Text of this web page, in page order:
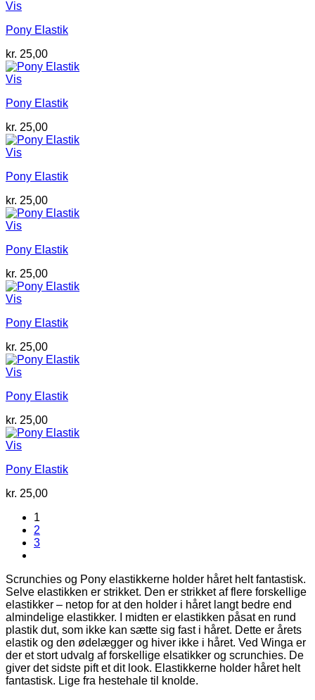
Vis
Pony Elastik
kr. 25,00
Vis
Pony Elastik
kr. 25,00
Vis
Pony Elastik
kr. 25,00
Vis
Pony Elastik
kr. 25,00
Vis
Pony Elastik
kr. 25,00
Vis
Pony Elastik
kr. 25,00
Vis
Pony Elastik
kr. 25,00
1
2
3
Scrunchies og Pony elastikkerne holder håret helt fantastisk.
Selve elastikken er strikket. Den er strikket af flere forskellige
elastikker – netop for at den holder i håret langt bedre end
almindelige elastikker. I midten er elastikken påsat en rund
plastik dut, som ikke kan sætte sig fast i håret. Dette er årets
elastik og den ødelægger og hiver ikke i håret. Ved Winga er
der et stort udvalg af forskellige elsatikker og scrunchies. De
giver det sidste pift et dit look. Elastikkerne holder håret helt
fantastisk. Lige fra hestehale til knolde.